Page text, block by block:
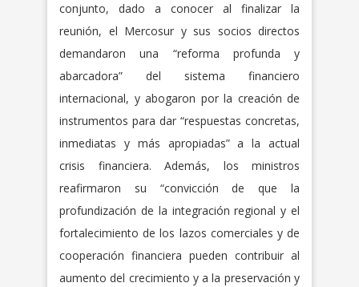
conjunto, dado a conocer al finalizar la
reunión, el Mercosur y sus socios directos
demandaron una “reforma profunda y
abarcadora” del sistema financiero
internacional, y abogaron por la creación de
instrumentos para dar “respuestas concretas,
inmediatas y más apropiadas” a la actual
crisis financiera. Además, los ministros
reafirmaron su “convicción de que la
profundización de la integración regional y el
fortalecimiento de los lazos comerciales y de
cooperación financiera pueden contribuir al
aumento del crecimiento y a la preservación y